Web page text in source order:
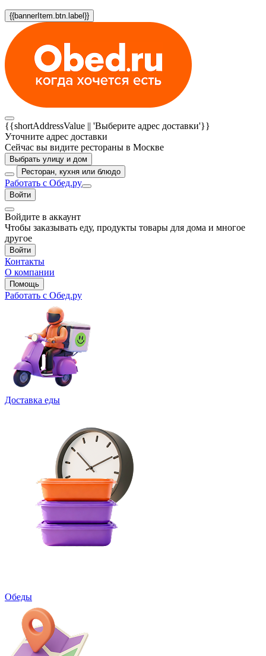
{{bannerItem.btn.label}}
{{shortAddressValue || 'Выберите адрес доставки'}}
Уточните адрес доставки
Сейчас вы видите рестораны в Москве
Выбрать улицу и дом
Ресторан, кухня или блюдо
Работать с Обед.ру
Войти
Войдите в аккаунт
Чтобы заказывать еду, продукты товары для дома и многое
другое
Войти
Контакты
О компании
Помощь
Работать с Обед.ру
Доставка еды
Обеды